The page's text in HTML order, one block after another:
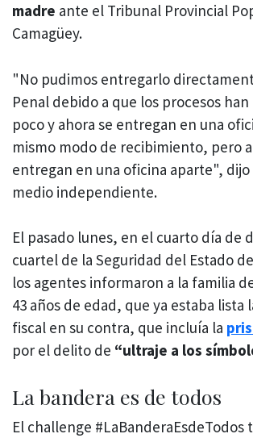
madre ante el Tribunal Provincial
Camagüey.
"No pudimos entregarlo
Penal debido a que los procesos
poco y ahora se entregan en una
mismo modo de recibimiento, pero
entregan en una oficina aparte", dijo
medio independiente.
El pasado lunes, en el cuarto día de
cuartel de la Seguridad del Estado
los agentes informaron a la familia
43 años de edad, que ya estaba lista
fiscal en su contra, que incluía la
por el delito de “ultraje a los
La bandera es de todos
El challenge #LaBanderaEsdeTodos